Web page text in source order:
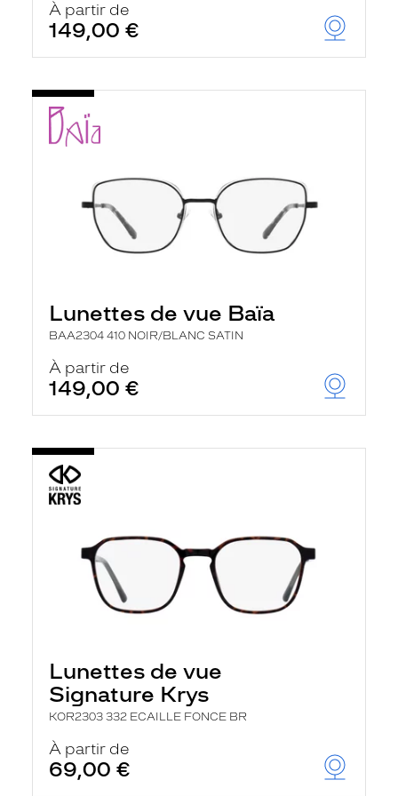
À partir de
149,00 €
Lunettes de vue Baïa
BAA2304 410 NOIR/BLANC SATIN
À partir de
149,00 €
Lunettes de vue
Signature Krys
KOR2303 332 ECAILLE FONCE BR
À partir de
69,00 €